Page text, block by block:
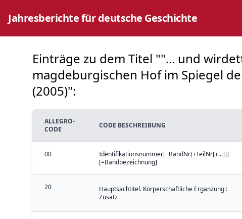
Jahresberichte für deutsche Geschichte
Einträge zu dem Titel ""... und
magdeburgischen Hof im Spiegel
(2005)":
ALLEGRO-
CODE
CODE BESCHREIBUNG
00
Identifikationsnummer[+BandNr[+TeilNr[+...]]]
[=Bandbezeichnung]
20
Hauptsachtitel. Körperschaftliche Ergänzung :
Zusatz